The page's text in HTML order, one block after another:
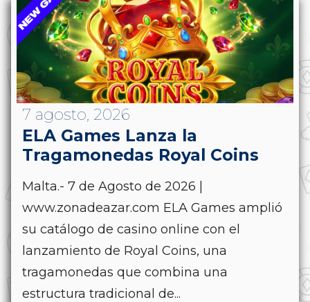
7 agosto, 2026
ELA Games Lanza la
Tragamonedas Royal Coins
Malta.- 7 de Agosto de 2026 |
www.zonadeazar.com ELA Games amplió
su catálogo de casino online con el
lanzamiento de Royal Coins, una
tragamonedas que combina una
estructura tradicional de...